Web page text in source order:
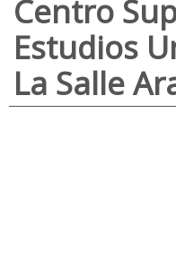
Centro
Estudios
La Salle